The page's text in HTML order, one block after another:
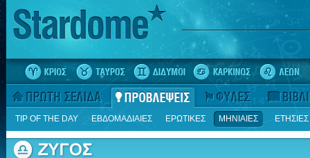
TIP OF THE DAY ΕΒΔΟΜΑΔΙΑΙΕΣ ΕΡΩΤΙΚΕΣ ΜΗΝΙΑΙΕΣ ΕΤΗΣΙΕΣ